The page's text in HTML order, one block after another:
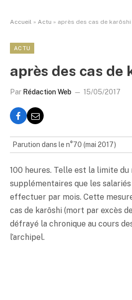
Accueil » Actu » après des cas de karôshi
ACTU
après des cas de
Par Rédaction Web 15/05/2017
Parution dans le n°70 (mai 2017)
100 heures. Telle est la limite du
supplémentaires que les
effectuer par mois. Cette
cas de karôshi (mort par excès
défrayé la chronique au cours
l’archipel.